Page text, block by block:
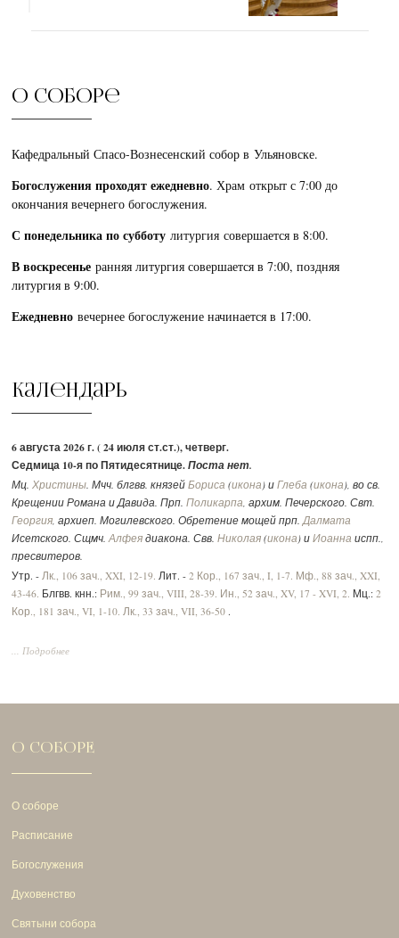
О соборе
Кафедральный Спасо-Вознесенский собор в Ульяновске.
Богослужения проходят ежедневно. Храм открыт с 7:00 до
окончания вечернего богослужения.
С понедельника по субботулитургия совершается в 8:00.
В воскресеньеранняя литургия совершается в 7:00, поздняя
литургия в 9:00.
Ежедневновечернее богослужение начинается в 17:00.
Календарь
6 августа 2026 г. ( 24 июля ст.ст.), четверг.
Седмица 10-я по Пятидесятнице.Поста нет.
Мц. Христины . Мчч. блгвв. князейБориса (икона ) иГлеба (икона ), во св.
Крещении Романа и Давида. Прп.Поликарпа , архим. Печерского. Свт.
Георгия , архиеп. Могилевского. Обретение мощей прп.Далмата
Исетского. Сщмч.Алфея диакона. Свв.Николая (икона ) иИоанна испп.,
пресвитеров.
Утр. - Лк., 106 зач., XXI, 12-19. Лит. -2 Кор., 167 зач., I, 1-7. Мф., 88 зач., XXI,
43-46. Блгвв. кнн.: Рим., 99 зач., VIII, 28-39. Ин., 52 зач., XV, 17 - XVI, 2. Мц.:2
Кор., 181 зач., VI, 1-10. Лк., 33 зач., VII, 36-50 .
... Подробнее
О СОБОРЕ
О соборе
Расписание
Богослужения
Духовенство
Святыни собора